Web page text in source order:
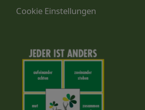
Cookie Einstellungen